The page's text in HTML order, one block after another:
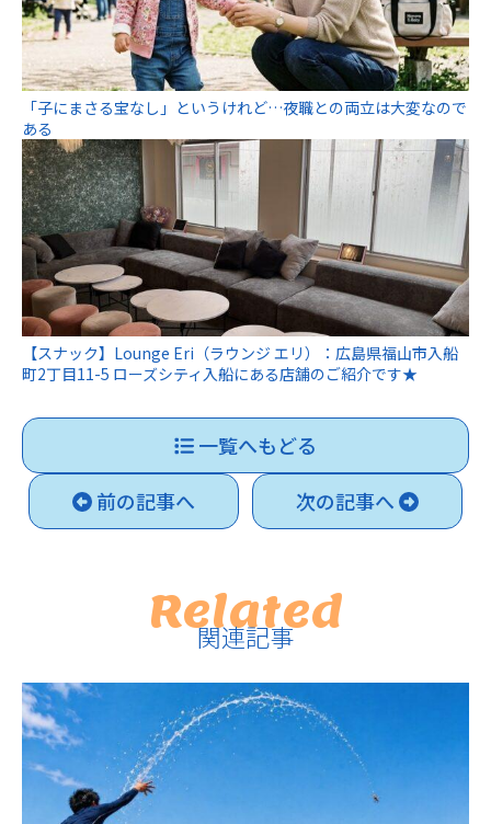
「子にまさる宝なし」というけれど…夜職との両立は大変なので
ある
【スナック】Lounge Eri（ラウンジ エリ）：広島県福山市入船
町2丁目11-5 ローズシティ入船にある店舗のご紹介です★
一覧へもどる
前の記事へ
次の記事へ
Related
関連記事